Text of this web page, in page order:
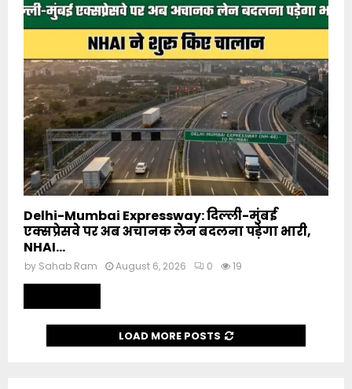
Delhi-Mumbai Expressway: दिल्ली-मुंबई
एक्सप्रेसवे पर अब अचानक लेन बदलना पड़ेगा भारी,
NHAI...
by Sahab Ram August 6, 2026 0 19
LOAD MORE POSTS